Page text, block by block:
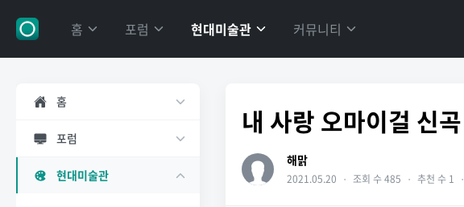
홈 포럼 현대미술관 커뮤니티
홈
포럼
현대미술관
내 사랑 오마이걸 신곡
해맑
2021.05.20 ・ 조회 수 485 ・ 추천 수 1 ・